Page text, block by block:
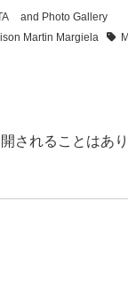
and Photo Gallery
Martin Margiela
されることはあり